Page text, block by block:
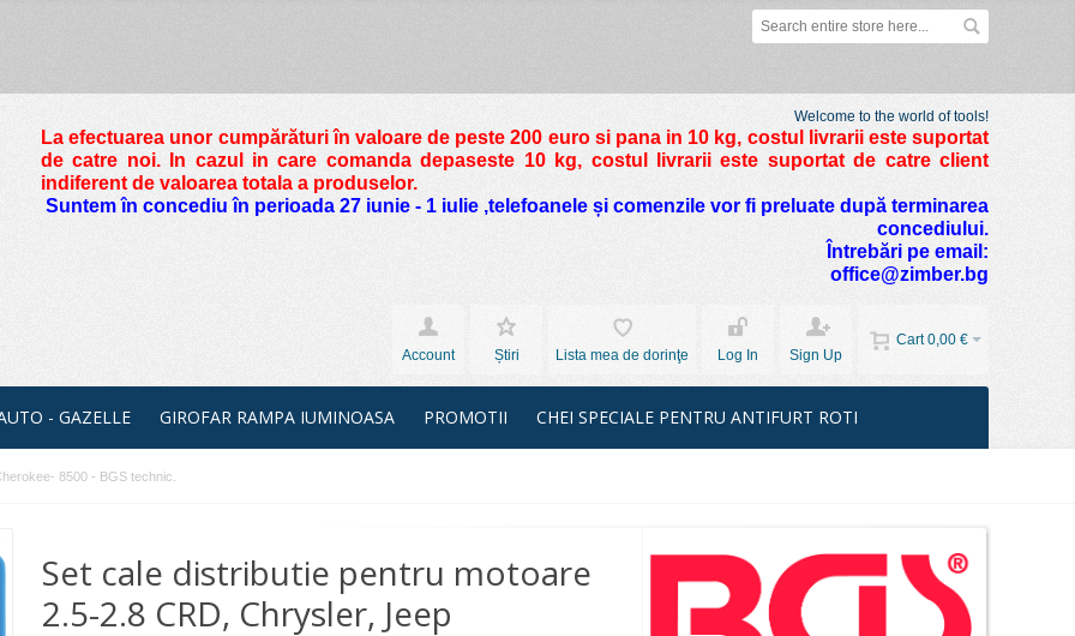
Welcome to the world of tools!
La efectuarea unor cumpărături în valoare de peste 200 euro si pana in 10 kg, costul livrarii este suportat
de catre noi. In cazul in care comanda depaseste 10 kg, costul livrarii este suportat de catre client
indiferent de valoarea totala a produselor.
Suntem în concediu în perioada 27 iunie - 1 iulie ,telefoanele și comenzile vor fi preluate după terminarea
concediului.
Întrebări pe email:
office@zimber.bg
Cart 0,00 €
Account
Știri Lista mea de dorinţe Log In Sign Up
- GAZELLE GIROFAR RAMPA IUMINOASA PROMOTII CHEI SPECIALE PENTRU ANTIFURT ROTI
8500 - BGS technic.
Set cale distributie pentru motoare
2.5-2.8 CRD, Chrysler, Jeep